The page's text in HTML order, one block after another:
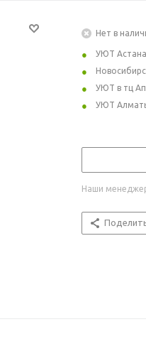
Нет в
УЮТ Астана
УЮТ в тц
УЮТ
Наши